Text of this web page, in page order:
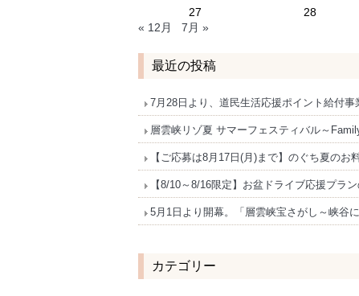
27
28
« 12月
7月 »
最近の投稿
7月28日より、道民生活応援ポイント給付
層雲峡リゾ夏 サマーフェスティバル～
【ご応募は8月17日(月)まで】のぐち夏のお
【8/10～8/16限定】お盆ドライブ応援プラ
5月1日より開幕。「層雲峡宝さがし～峡谷
カテゴリー